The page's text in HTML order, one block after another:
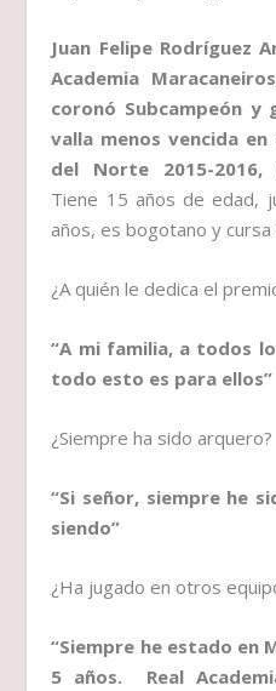
Juan Felipe Rodríguez
Academia
coronó Subcampeón
valla menos vencida
del Norte 2015-2016,
Tiene 15 años de edad,
años, es bogotano y
¿A quién le dedica el
“A mi familia, a todos
todo esto es para ellos”
¿Siempre ha sido arquero?
“Si señor, siempre he
siendo”
¿Ha jugado en otros
“Siempre he estado en
5 años. Real